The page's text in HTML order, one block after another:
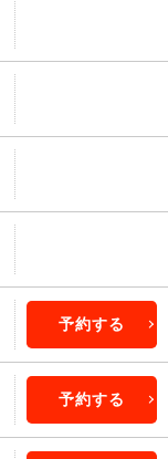
予約する
予約する